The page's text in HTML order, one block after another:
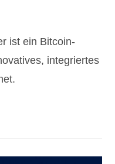
ist ein Bitcoin-
integriertes